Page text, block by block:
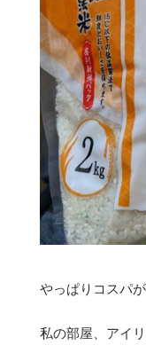
やっぱりコスパ
私の部屋、アイ